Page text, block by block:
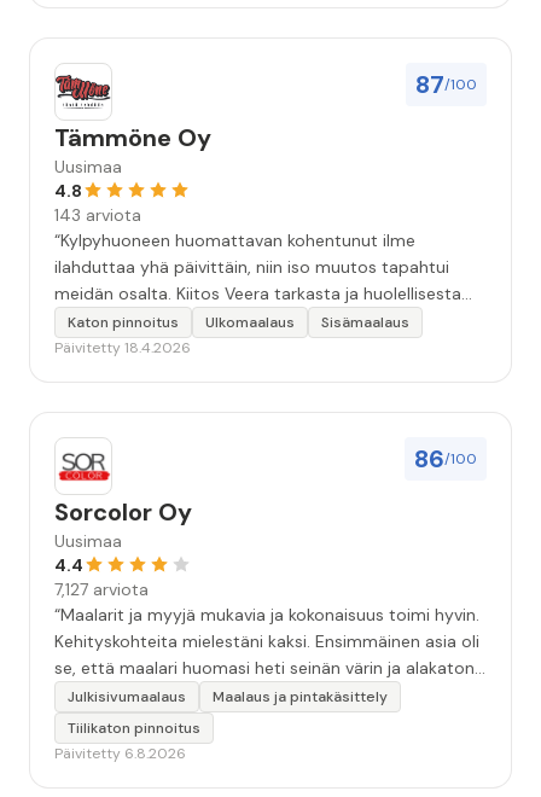
87/100
Tämmöne Oy
Uusimaa
4.8
143 arviota
“Kylpyhuoneen huomattavan kohentunut ilme
ilahduttaa yhä päivittäin, niin iso muutos tapahtui
meidän osalta. Kiitos Veera tarkasta ja huolellisesta
työstä, sekä ystävällisestä palvelusta!”
Katon pinnoitus Ulkomaalaus
Sisämaalaus
Päivitetty 18.4.2026
86/100
Sorcolor Oy
Uusimaa
4.4
7,127 arviota
“Maalarit ja myyjä mukavia ja kokonaisuus toimi hyvin.
Kehityskohteita mielestäni kaksi. Ensimmäinen asia oli
se, että maalari huomasi heti seinän värin ja alakaton
värin erot mitä en huomannut. Hyvä toki että siinä
kohtaa huomattu mutta toki optimaalisessa
tilanteessa myyjä olisi jo kiinnittänyt tähän huomiota.
Julkisivumaalaus
Maalaus ja pintakäsittely
Tiilikaton pinnoitus
Päivitetty 6.8.2026